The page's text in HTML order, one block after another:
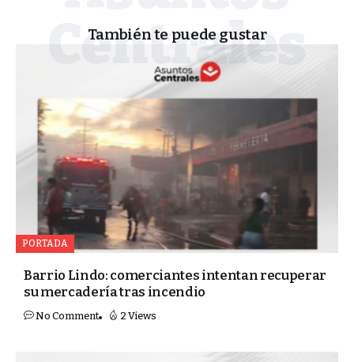
También te puede gustar
PORTADA
Barrio Lindo: comerciantes intentan recuperar
su mercadería tras incendio
No Comment 2 Views